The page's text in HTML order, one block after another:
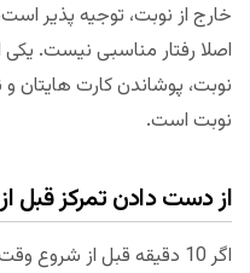
خارج از نوبت، توجیه پذیر
اصلا رفتار مناسبی نیست. یکی
نوبت، پوشاندن کارت هایتان
نوبت است.
از دست دادن تمرکز قبل
اگر 10 دقیقه قبل از